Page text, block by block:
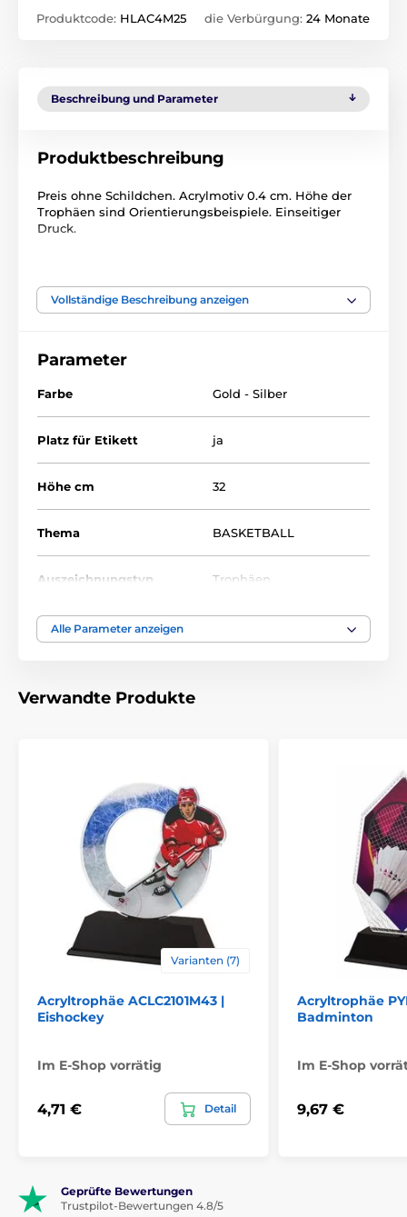
Produktcode: HLAC4M25 die Verbürgung: 24 Monate
Beschreibung und Parameter
Produktbeschreibung
Preis ohne Schildchen. Acrylmotiv 0.4 cm. Höhe der
Trophäen sind Orientierungsbeispiele. Einseitiger
Druck.
Basketball Acryltrophäen HLAC4
Vollständige Beschreibung anzeigen
Parameter
Farbe Gold - Silber
Platz für Etikett ja
Höhe cm 32
Thema BASKETBALL
Auszeichnungstyp Trophäen
Material
Emblems
Alle Parameter anzeigen
Verwandte Produkte
Varianten (7)
Acryltrophäe ACLC2101M43 |
Eishockey
Im E-Shop vorrätig
4,71 € Detail
Acryltrophäe
Badminton
Im E-Shop
9,67 €
Geprüfte Bewertungen
Trustpilot-Bewertungen 4.8/5